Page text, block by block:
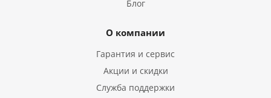
Блог
О компании
Гарантия и сервис
Акции и скидки
Служба поддержки